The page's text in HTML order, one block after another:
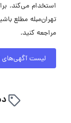
استخدام می‌کند.
تهران‌مبله مطلع
مراجعه کنید.
لیست آگهی‌های